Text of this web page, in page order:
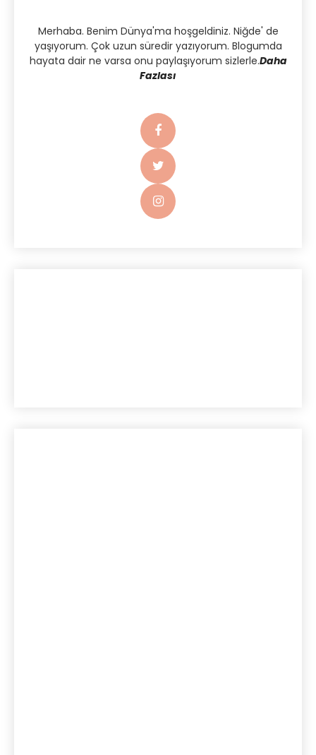
Merhaba. Benim Dünya'ma hoşgeldiniz. Niğde' de
yaşıyorum. Çok uzun süredir yazıyorum. Blogumda
hayata dair ne varsa onu paylaşıyorum sizlerle.Daha
Fazlası